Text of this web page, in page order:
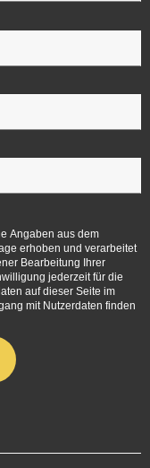
Angaben aus dem
erhoben und verarbeitet
Bearbeitung Ihrer
jederzeit für die
auf dieser Seite im
mit Nutzerdaten finden